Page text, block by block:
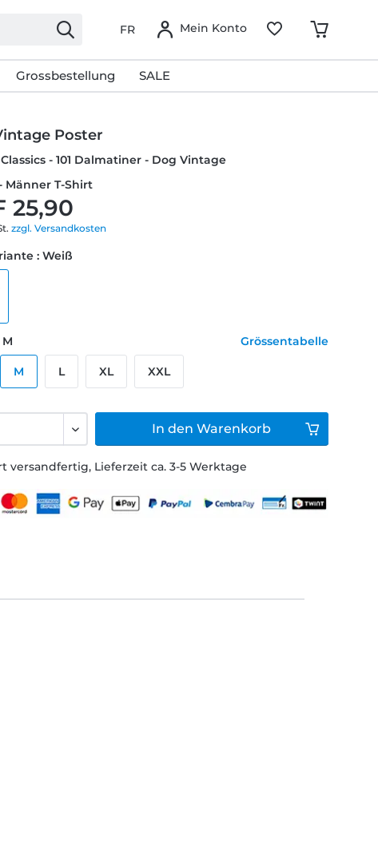
FR Mein Konto
Grossbestellung SALE
Poster
- 101 Dalmatiner - Dog Vintage
Männer T-Shirt
25,90
zzgl. Versandkosten
versandfertig, Lieferzeit ca. 3-5 Werktage
: Weiß
Grössentabelle
M L XL XXL
In den Warenkorb